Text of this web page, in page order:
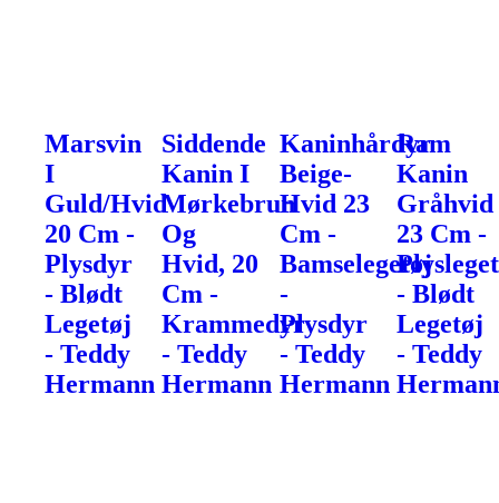
Marsvin
I
Guld/Hvid
20 Cm -
Plysdyr
- Blødt
Legetøj
- Teddy
Hermann
Siddende
Kanin I
Mørkebrun
Og
Hvid, 20
Cm -
Krammedyr
- Teddy
Hermann
Kaninhårdyr
Beige-
Hvid 23
Cm -
Bamselegetøj
-
Plysdyr
- Teddy
Hermann
Ram
Kanin
Gråhvid
23 Cm -
- Blødt
Legetøj
- Teddy